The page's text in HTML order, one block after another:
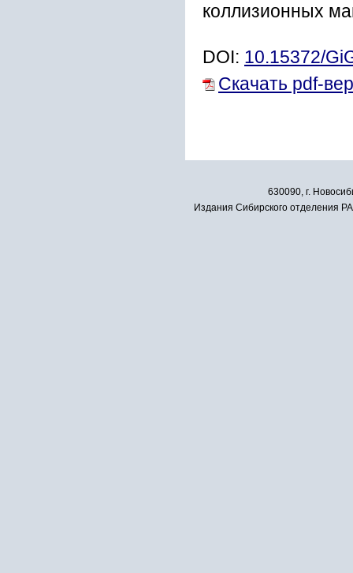
коллизионных
DOI: 10.15372/
Скачать pdf-
630090, г.
Издания Сибирского отделения